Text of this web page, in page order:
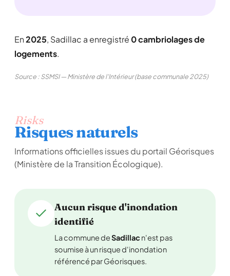
En2025, Sadillac a enregistré 0 cambriolages de
logements.
Source : SSMSI — Ministère de l'Intérieur (base communale 2025)
Risks
Risques naturels
Informations officielles issues du portail Géorisques
(Ministère de la Transition Écologique).
Aucun risque d'inondation
identifié
La commune deSadillac n'est pas
soumise à un risque d'inondation
référencé par Géorisques.